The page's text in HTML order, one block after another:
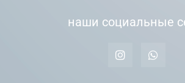
наши социальные